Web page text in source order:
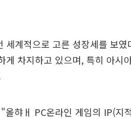
세계적으로 고른 성장세를 보
게 차지하고 있으며, 특히 아시
올햐ㅐ PC온라인 게임의 IP(지